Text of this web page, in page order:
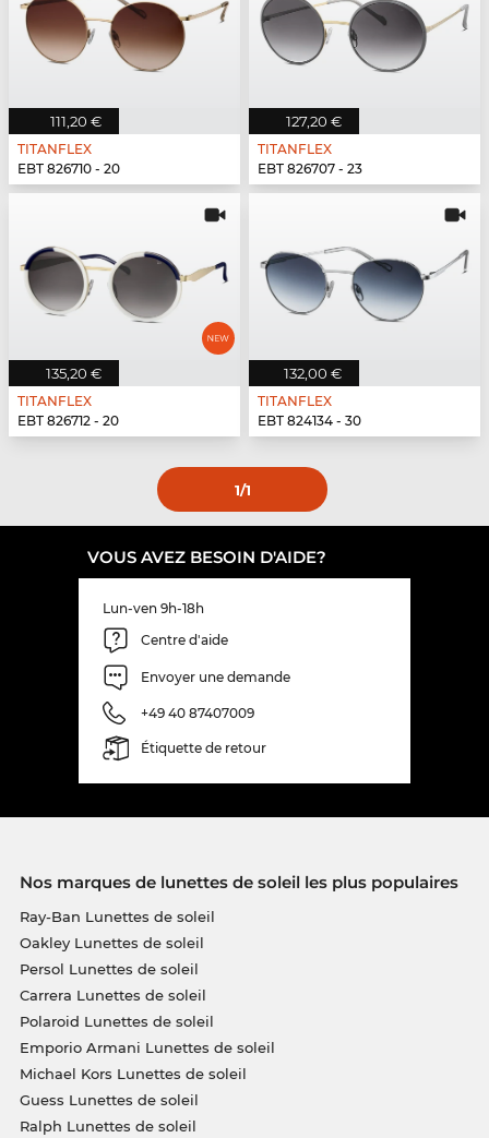
111,20 €
TITANFLEX
EBT 826710 - 20
127,20 €
TITANFLEX
EBT 826707 - 23
135,20 €
TITANFLEX
EBT 826712 - 20
132,00 €
TITANFLEX
EBT 824134 - 30
1/1
VOUS AVEZ BESOIN D'AIDE?
Lun-ven 9h-18h
Centre d'aide
Envoyer une demande
+49 40 87407009
Étiquette de retour
Nos marques de lunettes de soleil les plus populaires
Ray-Ban Lunettes de soleil
Oakley Lunettes de soleil
Persol Lunettes de soleil
Carrera Lunettes de soleil
Polaroid Lunettes de soleil
Emporio Armani Lunettes de soleil
Michael Kors Lunettes de soleil
Guess Lunettes de soleil
Ralph Lunettes de soleil